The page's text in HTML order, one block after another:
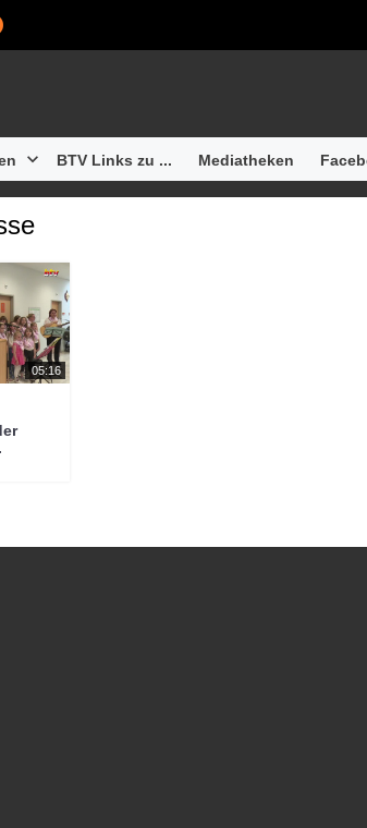
BTV Links zu ... Mediatheken
05:16